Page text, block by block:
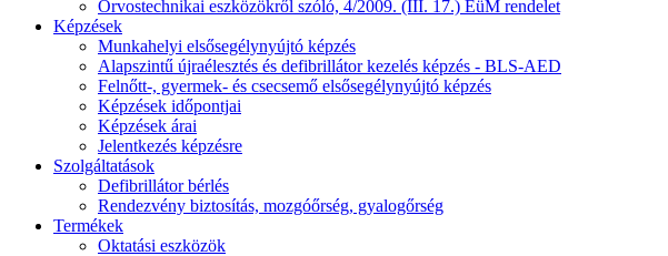
Orvostechnikai eszközökről szóló, 4/2009. (III. 17.) EüM rendelet
Képzések
Munkahelyi elsősegélynyújtó képzés
Alapszintű újraélesztés és defibrillátor kezelés képzés - BLS-AED
Felnőtt-, gyermek- és csecsemő elsősegélynyújtó képzés
Képzések időpontjai
Képzések árai
Jelentkezés képzésre
Szolgáltatások
Defibrillátor bérlés
Rendezvény biztosítás, mozgóőrség, gyalogőrség
Termékek
Oktatási eszközök